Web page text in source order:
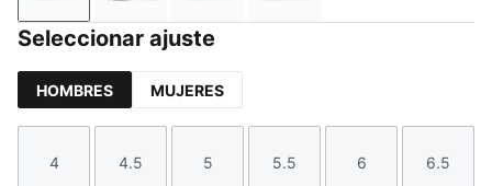
Seleccionar ajuste
HOMBRES MUJERES
Talla
4
Talla
4.5
Talla
5
Talla
5.5
Talla
6
Talla
6.5